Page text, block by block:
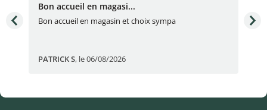
Bon accueil en magasi...
Bon accueil en magasin et choix sympa
PATRICK S, le 06/08/2026